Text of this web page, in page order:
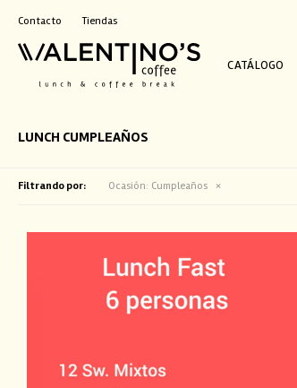
CATÁLOGO
Contacto Tiendas
LUNCH CUMPLEAÑOS
Filtrando por: Ocasión: Cumpleaños